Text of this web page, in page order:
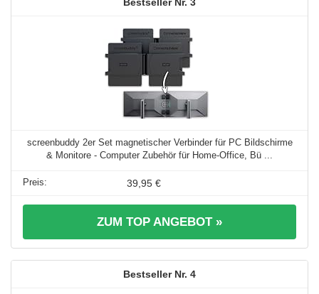
screenbuddy 2er Set magnetischer Verbinder für PC Bildschirme
& Monitore - Computer Zubehör für Home-Office, Bü ...
39,95 €
ZUM TOP ANGEBOT »
4